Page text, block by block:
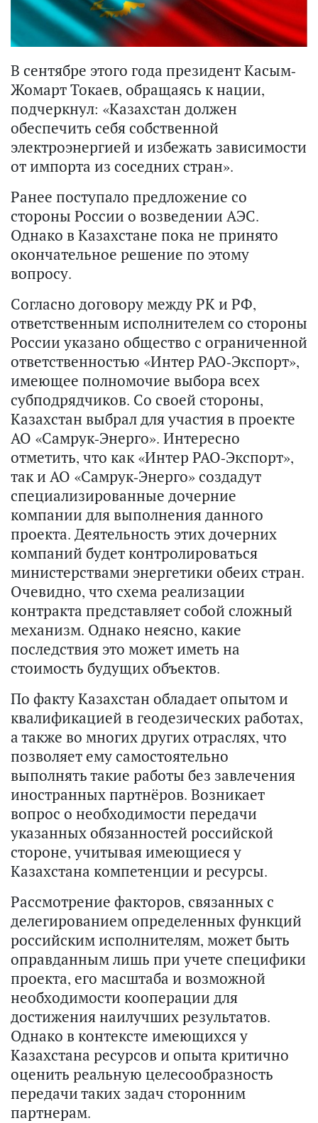
В сентябре этого года президент Касым-
Жомарт Токаев, обращаясь к нации,
подчеркнул: «Казахстан должен
обеспечить себя собственной
электроэнергией и избежать зависимости
от импорта из соседних стран».
Ранее поступало предложение со
стороны России о возведении АЭС.
Однако в Казахстане пока не принято
окончательное решение по этому
вопросу.
Согласно договору между РК и РФ,
ответственным исполнителем со стороны
России указано общество с ограниченной
ответственностью «Интер РАО-Экспорт»,
имеющее полномочие выбора всех
субподрядчиков. Со своей стороны,
Казахстан выбрал для участия в проекте
АО «Самрук-Энерго». Интересно
отметить, что как «Интер РАО-Экспорт»,
так и АО «Самрук-Энерго» создадут
специализированные дочерние
компании для выполнения данного
проекта. Деятельность этих дочерних
компаний будет контролироваться
министерствами энергетики обеих стран.
Очевидно, что схема реализации
контракта представляет собой сложный
механизм. Однако неясно, какие
последствия это может иметь на
стоимость будущих объектов.
По факту Казахстан обладает опытом и
квалификацией в геодезических работах,
а также во многих других отраслях, что
позволяет ему самостоятельно
выполнять такие работы без завлечения
иностранных партнёров. Возникает
вопрос о необходимости передачи
указанных обязанностей российской
стороне, учитывая имеющиеся у
Казахстана компетенции и ресурсы.
Рассмотрение факторов, связанных с
делегированием определенных функций
российским исполнителям, может быть
оправданным лишь при учете специфики
проекта, его масштаба и возможной
необходимости кооперации для
достижения наилучших результатов.
Однако в контексте имеющихся у
Казахстана ресурсов и опыта критично
оценить реальную целесообразность
передачи таких задач сторонним
партнерам.